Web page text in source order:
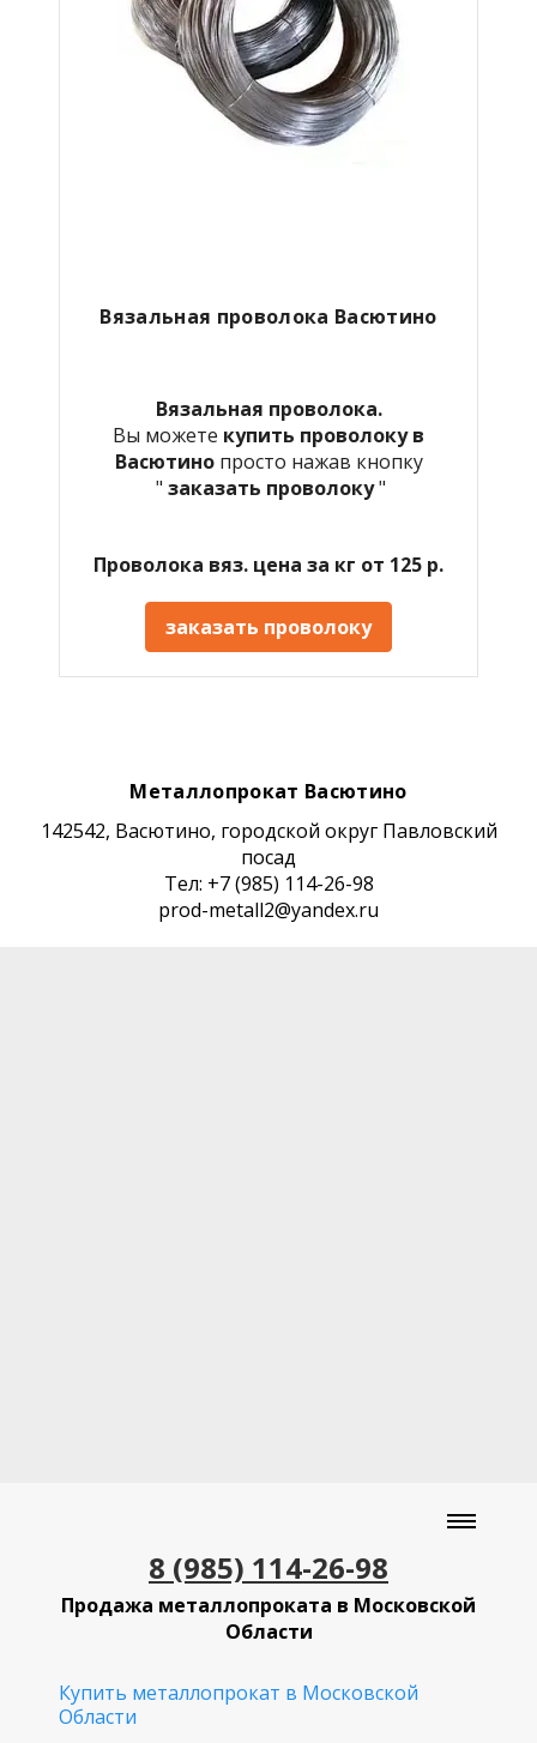
Вязальная проволока Васютино
Вязальная проволока.
Вы можете купить проволоку в
Васютино просто нажав кнопку
" заказать проволоку"
Проволока вяз. цена за кг от 125 р.
заказать проволоку
Металлопрокат Васютино
142542, Васютино, городской округ Павловский
посад
Тел: +7 (985) 114-26-98
prod-metall2@yandex.ru
8 (985) 114-26-98
Продажа металлопроката в Московской
Области
Купить металлопрокат в Московской
Области